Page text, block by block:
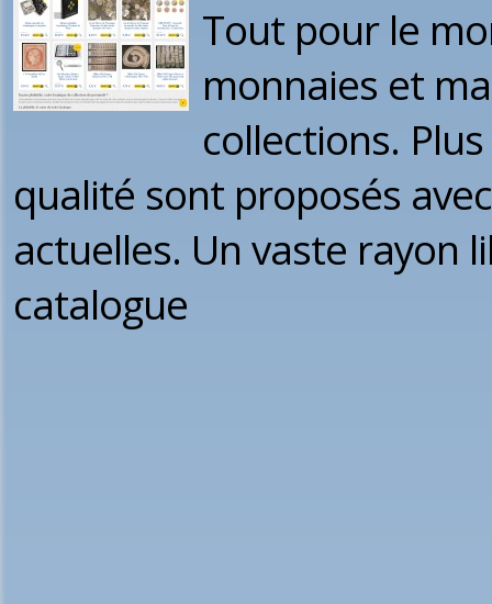
Tout pour le
monnaies et
collections.
qualité sont proposés
actuelles. Un vaste rayon
catalogue